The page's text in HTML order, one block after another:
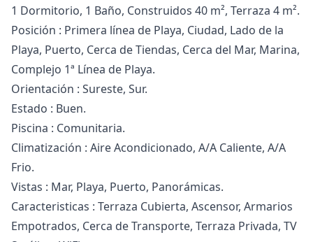
1 Dormitorio, 1 Baño, Construidos 40 m², Terraza 4 m².
Posición : Primera línea de Playa, Ciudad, Lado de la
Playa, Puerto, Cerca de Tiendas, Cerca del Mar, Marina,
Complejo 1ª Línea de Playa.
Orientación : Sureste, Sur.
Estado : Buen.
Piscina : Comunitaria.
Climatización : Aire Acondicionado, A/A Caliente, A/A
Frio.
Vistas : Mar, Playa, Puerto, Panorámicas.
Caracteristicas : Terraza Cubierta, Ascensor, Armarios
Empotrados, Cerca de ‌Transporte, ‌Terraza ‌Privada, ‌TV